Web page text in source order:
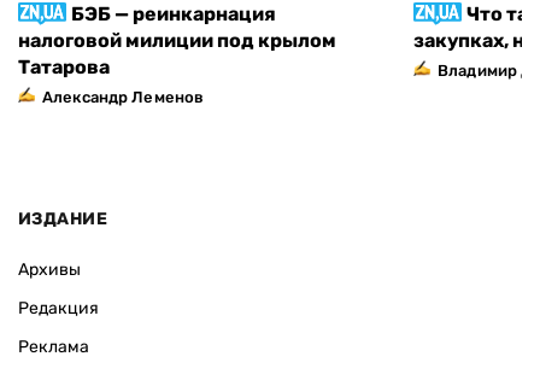
БЭБ — реинкарнация
налоговой милиции под крылом
Татарова
Александр Леменов
Что
закупках,
Владимир
ИЗДАНИЕ
Архивы
Редакция
Реклама